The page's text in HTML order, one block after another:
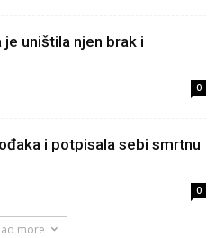
uništila njen brak i
0
i potpisala sebi smrtnu
0
more